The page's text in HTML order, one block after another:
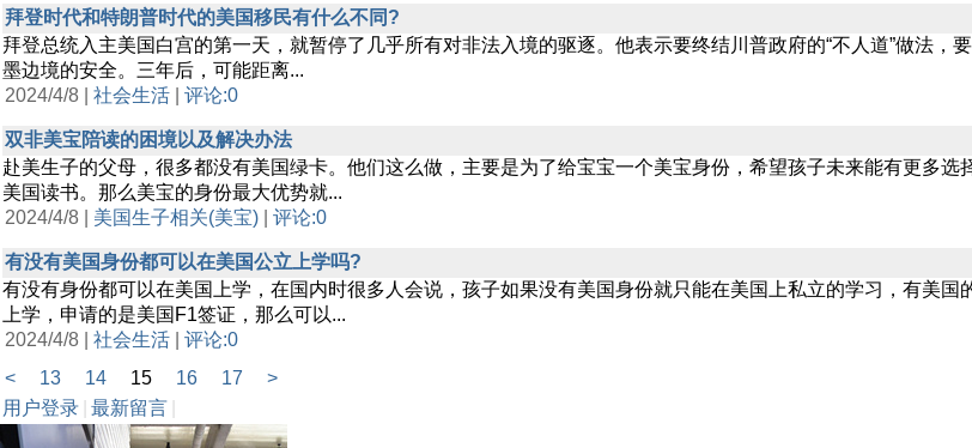
拜登时代和特朗普时代的美国移民有什么不同?
拜登总统入主美国白宫的第一天，就暂停了几乎所有对非法入境的驱逐。他表示要终结川普政府的“不人道”做法
墨边境的安全。三年后，可能距离...
2024/4/8 | 社会生活 评论:0
双非美宝陪读的困境以及解决办法
赴美生子的父母，很多都没有美国绿卡。他们这么做，主要是为了给宝宝一个美宝身份，希望孩子未来能有更多
美国读书。那么美宝的身份最大优势就...
2024/4/8 | 美国生子相关(美宝) 评论:0
有没有美国身份都可以在美国公立上学吗?
有没有身份都可以在美国上学，在国内时很多人会说，孩子如果没有美国身份就只能在美国上私立的学习，有美
上学，申请的是美国F1签证，那么可以...
2024/4/8 | 社会生活
评论:0
<
13 14 15 16 17
>
用户登录 最新留言